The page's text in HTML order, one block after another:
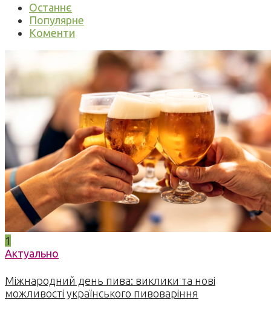
Останнє
Популярне
Коменти
1
Актуально
Міжнародний день пива: виклики та нові
можливості українського пивоваріння